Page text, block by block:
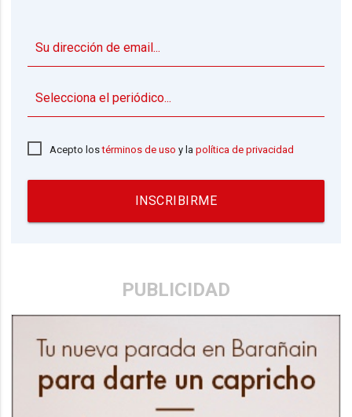
Acepto lostérminos de uso y lapolítica de privacidad
INSCRIBIRME
PUBLICIDAD